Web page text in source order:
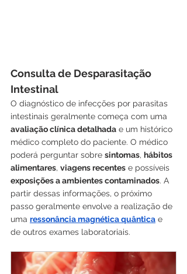
Consulta de Desparasitação
Intestinal
O diagnóstico de infecções por parasitas
intestinais geralmente começa com uma
avaliação clínica detalhada e um histórico
médico completo do paciente. O médico
poderá perguntar sobre sintomas, hábitos
alimentares, viagens recentes e possíveis
exposições a ambientes contaminados. A
partir dessas informações, o próximo
passo geralmente envolve a realização de
uma ressonância magnética quântica e
de outros exames laboratoriais.